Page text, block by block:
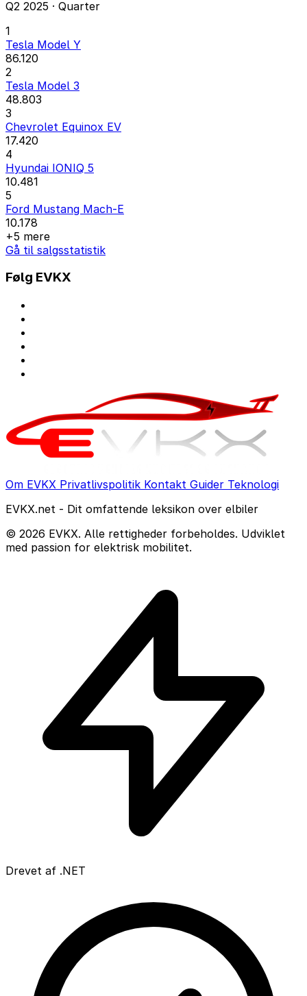
Q2 2025 · Quarter
1
Tesla Model Y
86.120
2
Tesla Model 3
48.803
3
Chevrolet Equinox EV
17.420
4
Hyundai IONIQ 5
10.481
5
Ford Mustang Mach-E
10.178
+5 mere
Gå til salgsstatistik
Følg EVKX
Om EVKX Privatlivspolitik Kontakt Guider Teknologi
EVKX.net - Dit omfattende leksikon over elbiler
© 2026 EVKX. Alle rettigheder forbeholdes. Udviklet
med passion for elektrisk mobilitet.
Drevet af .NET